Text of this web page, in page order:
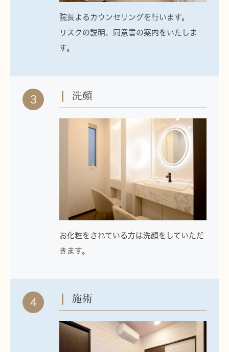
院長よるカウンセリングを行います。
リスクの説明、同意書の案内をいたしま
す。
3 洗顔
お化粧をされている方は洗顔をしていただ
きます。
4 施術